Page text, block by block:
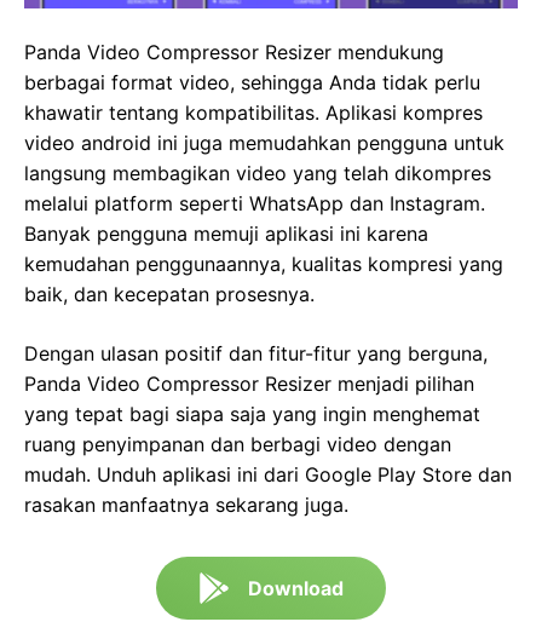
Panda Video Compressor Resizer mendukung
berbagai format video, sehingga Anda tidak perlu
khawatir tentang kompatibilitas. Aplikasi kompres
video android ini juga memudahkan pengguna untuk
langsung membagikan video yang telah dikompres
melalui platform seperti WhatsApp dan Instagram.
Banyak pengguna memuji aplikasi ini karena
kemudahan penggunaannya, kualitas kompresi yang
baik, dan kecepatan prosesnya.
Dengan ulasan positif dan fitur-fitur yang berguna,
Panda Video Compressor Resizer menjadi pilihan
yang tepat bagi siapa saja yang ingin menghemat
ruang penyimpanan dan berbagi video dengan
mudah. Unduh aplikasi ini dari Google Play Store dan
rasakan manfaatnya sekarang juga.
Download